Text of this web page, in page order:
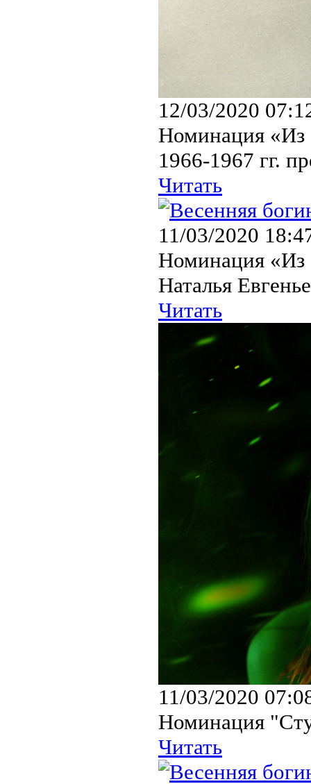
12/03/2020
Номинация «Из
1966-1967 гг.
Читать
11/03/2020
Номинация «Из
Наталья
Читать
11/03/2020
Номинация
Читать